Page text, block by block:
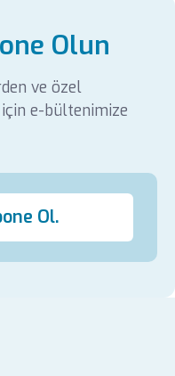
Olun
ve özel
e-bültenimize
Ol.